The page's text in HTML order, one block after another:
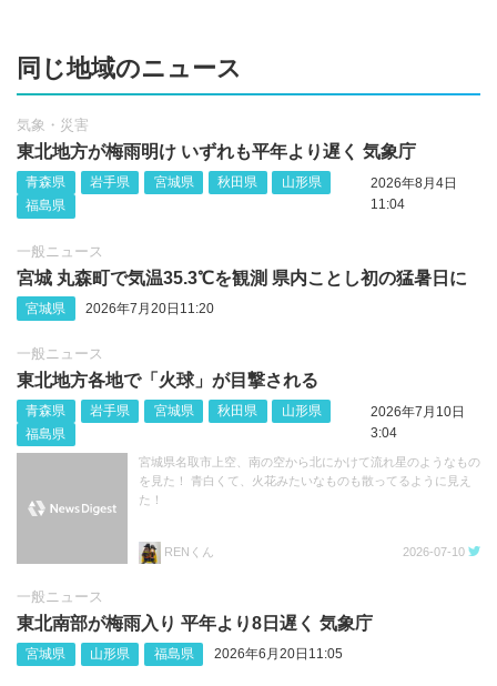
同じ地域のニュース
気象・災害
東北地方が梅雨明け いずれも平年より遅く 気象庁
青森県 岩手県 宮城県 秋田県
山形県
福島県
2026年8月4日
11:04
一般ニュース
宮城 丸森町で気温35.3℃を観測 県内ことし初の猛暑日に
宮城県 2026年7月20日11:20
一般ニュース
東北地方各地で「火球」が目撃される
青森県 岩手県 宮城県 秋田県
山形県
福島県
2026年7月10日
3:04
宮城県名取市上空、南の空から北にかけて流れ星のようなもの
を見た！ 青白くて、火花みたいなものも散ってるように見え
た！
RENくん 2026-07-10
一般ニュース
東北南部が梅雨入り 平年より8日遅く 気象庁
宮城県 山形県 福島県 2026年6月20日11:05